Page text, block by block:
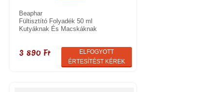
Beaphar
Fültisztító Folyadék 50 ml
Kutyáknak És Macskáknak
ELFOGYOTT
ÉRTESÍTÉST KÉREK
3 890 Ft